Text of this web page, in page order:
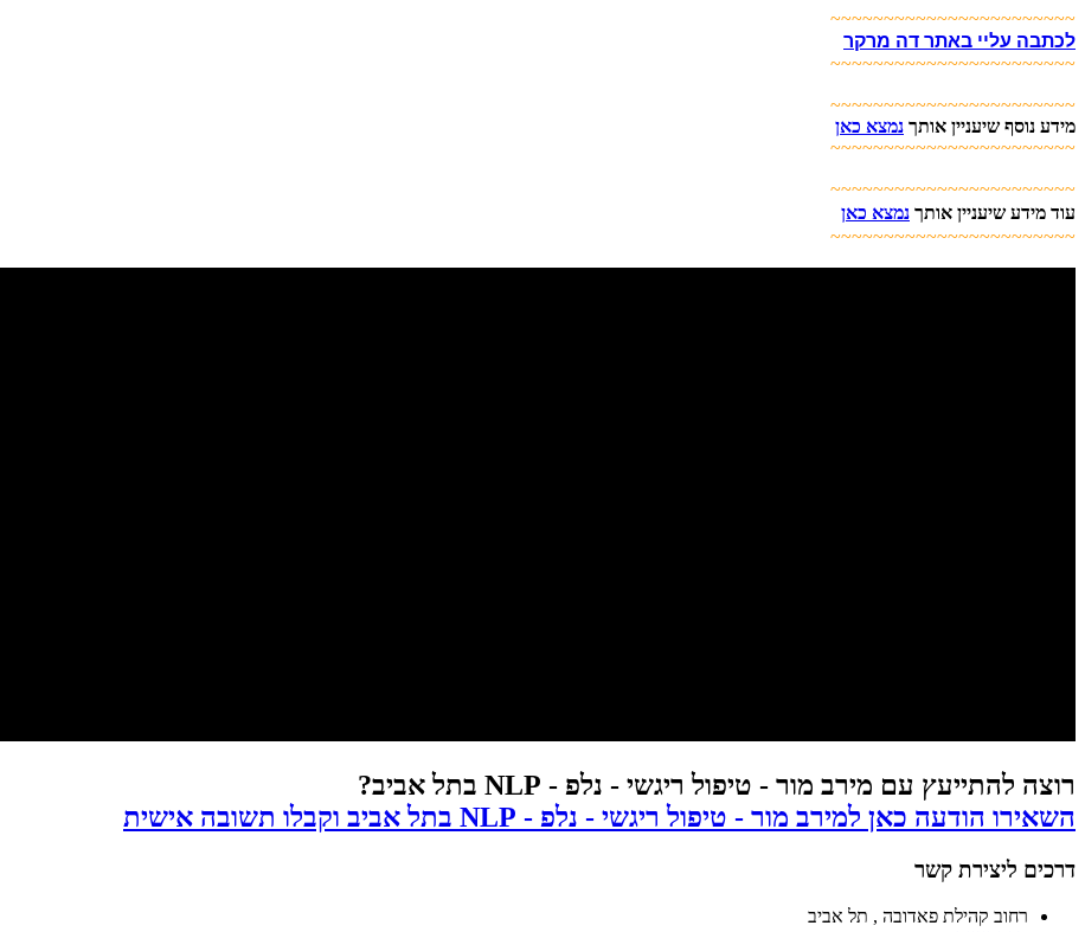
~~~~~~~~~~~~~~~~~~~~~~~
לכתבה עליי באתר דה מרקר
~~~~~~~~~~~~~~~~~~~~~~~
~~~~~~~~~~~~~~~~~~~~~~~
מידע נוסף שיעניין אותך נמצא כאן
~~~~~~~~~~~~~~~~~~~~~~~
~~~~~~~~~~~~~~~~~~~~~~~
עוד מידע שיעניין אותך נמצא כאן
~~~~~~~~~~~~~~~~~~~~~~~
רוצה להתייעץ עם מירב מור - טיפול ריגשי - נלפ - NLP בתל אביב?
השאירו הודעה כאן למירב מור - טיפול ריגשי - נלפ - NLP בתל אביב וקבלו תשובה אישית
דרכים ליצירת קשר
רחוב קהילת פאדובה , תל אביב